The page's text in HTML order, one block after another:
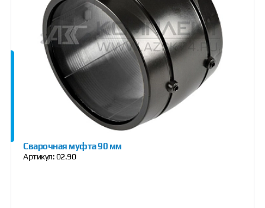
Сварочная муфта 90 мм
Артикул:02.90